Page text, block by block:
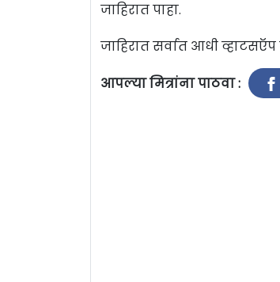
जाहिरात पाहा.
जाहिरात सर्वात आधी
आपल्या मित्रांना पाठवा :